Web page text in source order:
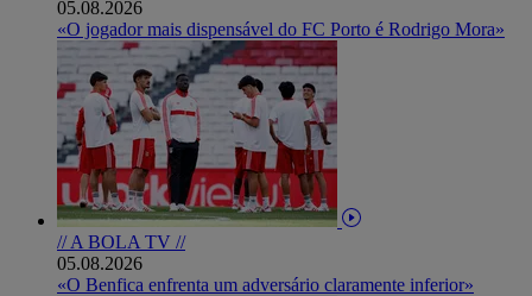
05.08.2026
«O jogador mais dispensável do FC Porto é Rodrigo Mora»
// A BOLA TV //
05.08.2026
«O Benfica enfrenta um adversário claramente inferior»